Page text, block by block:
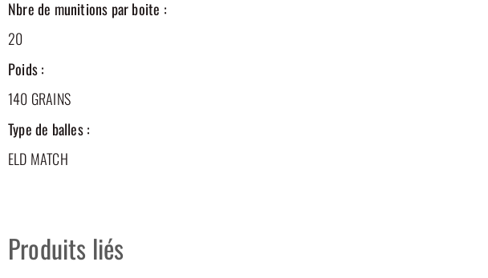
Nbre de munitions par boite :
20
Poids :
140 GRAINS
Type de balles :
ELD MATCH
Produits liés